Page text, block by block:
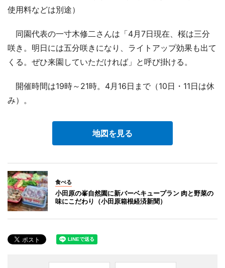
使用料などは別途）
同園代表の一寸木修二さんは「4月7日現在、桜は三分
咲き。明日には五分咲きになり、ライトアップ効果も出て
くる。ぜひ来園していただければ」と呼び掛ける。
開催時間は19時～21時。4月16日まで（10日・11日は休
み）。
地図を見る
食べる
小田原の峯自然園に新バーベキュープラン 肉と野菜の
味にこだわり（小田原箱根経済新聞）